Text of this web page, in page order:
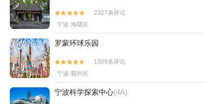


2327条评论
宁波·海曙区
罗蒙环球乐园


1509条评论
宁波·鄞州区
宁波科学探索中心(4A)